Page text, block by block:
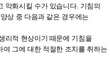
악화시킬 수가 있습니다. 기침의
상 중 다음과 같은 경우에는
리적 현상이기 때문에 기침을
그에 대한 적절한 조치를 취하는